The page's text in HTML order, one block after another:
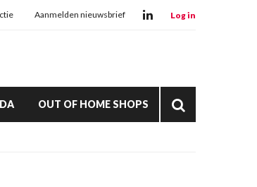
Aanmelden nieuwsbrief Log in
OUT OF HOME SHOPS